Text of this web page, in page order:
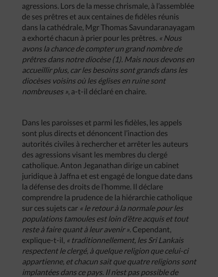
agressions. Lors de la messe chrismale, à l’assemblée
de ses prêtres et aux centaines de fidèles réunis
dans la cathédrale, Mgr Thomas Savundaranayagam
a exhorté chacun à prier pour les prêtres. « Nous
avons la chance de compter un grand nombre de
prêtres dans notre diocèse (1). Mais nous devons en
accueillir plus, car les besoins sont grands dans les
diocèses voisins où les églises en ruine sont
nombreuses », a-t-il déclaré en chaire.
Dans les paroisses et parmi les fidèles, les appels
sont plus directs et dénoncent l’inaction des
autorités civiles à rechercher et arrêter les auteurs
des agressions visant les membres du clergé
catholique. Anton Jeganathan dirige un cabinet
juridique à Jaffna et est engagé de longue date dans
la défense des droits de l’homme. Il déclare
comprendre la prudence de la hiérarchie catholique
sur ces sujets car « le retour à la normale pour les
populations tamoules est loin d’être acquis et tout
reste à faire quant à leur avenir ». Cependant,
explique-t-il, « traditionnellement, les Sri Lankais
respectent le clergé, à quelque religion que celui-ci
appartienne, et chacun sait que quatre religions sont
implantées dans ce pays. Il n’est pas possible de